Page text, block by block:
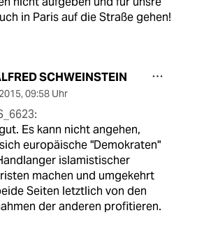
in Paris auf die Straße gehen!
SCHWEINSTEIN
, 09:58 Uhr
Es kann nicht angehen,
europäische "Demokraten"
islamistischer
machen und umgekehrt
Seiten letztlich von den
der anderen profitieren.